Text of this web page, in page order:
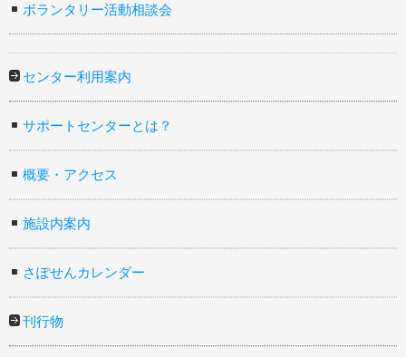
ボランタリー活動相談会
センター利用案内
サポートセンターとは？
概要・アクセス
施設内案内
さぽせんカレンダー
刊行物